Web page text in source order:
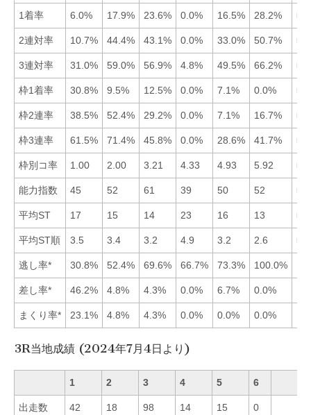
1着率 6.0% 17.9% 23.6% 0.0% 16.5% 28.2%
2連対率 10.7% 44.4% 43.1% 0.0% 33.0% 50.7%
3連対率 31.0% 59.0% 56.9% 4.8% 49.5% 66.2%
枠1着率 30.8% 9.5% 12.5% 0.0% 7.1% 0.0%
枠2連率 38.5% 52.4% 29.2% 0.0% 7.1% 16.7%
枠3連率 61.5% 71.4% 45.8% 0.0% 28.6% 41.7%
枠別コ率 1.00 2.00 3.21 4.33 4.93 5.92
能力指数 45 52 61 39 50 52
平均ST 17 15 14 23 16 13
平均ST順 3.5 3.4 3.2 4.9 3.2 2.6
逃し率* 30.8% 52.4% 69.6% 66.7% 73.3% 100.0%
差し率* 46.2% 4.8% 4.3% 0.0% 6.7% 0.0%
まくり率* 23.1% 4.8% 4.3% 0.0% 0.0% 0.0%
3R当地成績 (2024年7月4日より)
1 2 3 4 5 6
出走数 42 18 98 14 15 0